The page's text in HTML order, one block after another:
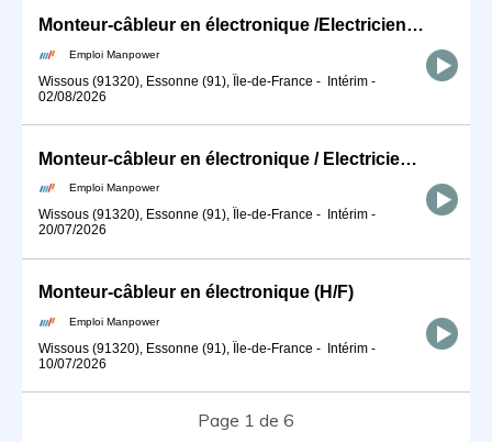
Monteur-câbleur en électronique /Electricien / Electronicien (H/F)
Emploi Manpower
Wissous (91320), Essonne (91), Île-de-France - Intérim -
02/08/2026
Monteur-câbleur en électronique / Electricien / Electronicien / DRONE (H/F)
Emploi Manpower
Wissous (91320), Essonne (91), Île-de-France - Intérim -
20/07/2026
Monteur-câbleur en électronique (H/F)
Emploi Manpower
Wissous (91320), Essonne (91), Île-de-France - Intérim -
10/07/2026
Page 1 de 6